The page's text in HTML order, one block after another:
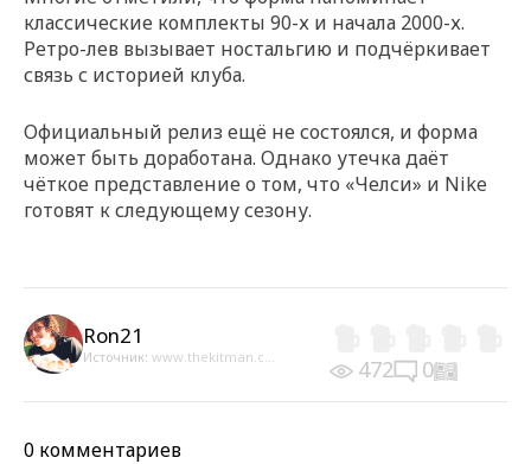
классические комплекты 90-х и начала 2000-х.
Ретро-лев вызывает ностальгию и подчёркивает
связь с историей клуба.
Официальный релиз ещё не состоялся, и форма
может быть доработана. Однако утечка даёт
чёткое представление о том, что «Челси» и Nike
готовят к следующему сезону.
Ron21
Источник: www.thekitman.c... 472 0
0 комментариев